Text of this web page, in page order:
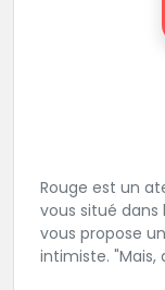
Rouge est un
vous situé dans
vous propose
intimiste. "Mais, dis nous, pourquoi un atelier privé